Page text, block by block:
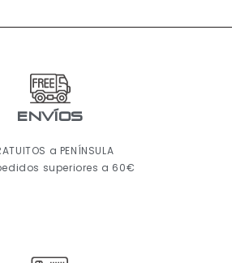
ENVÍOS
a PENÍNSULA
superiores a 60€